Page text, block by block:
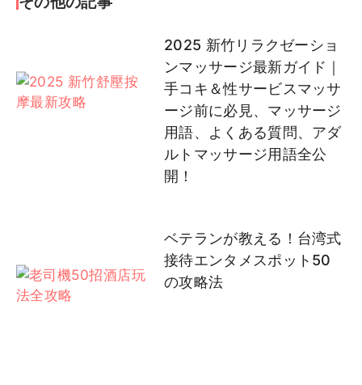
2025 新竹リラクゼーショ
ンマッサージ最新ガイド｜
手コキ＆性サービスマッサ
ージ前に必見、マッサージ
用語、よくある質問、アダ
ルトマッサージ用語全公
開！
ベテランが教える！台湾式
接待エンタメスポット50
の攻略法